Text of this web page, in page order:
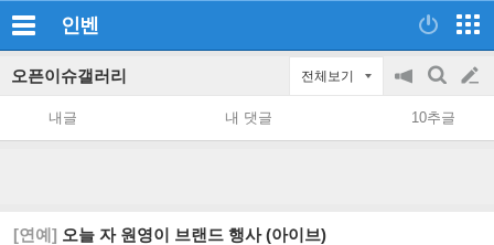
인벤
오픈이슈갤러리 전체보기
공
지
on/off
검
색
글
쓰
내글 내 댓글 10추글
[연예] 오늘 자 원영이 브랜드 행사 (아이브)